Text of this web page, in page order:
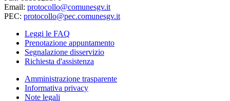
Email: protocollo@comunesgv.it
PEC: protocollo@pec.comunesgv.it
Leggi le FAQ
Prenotazione appuntamento
Segnalazione disservizio
Richiesta d'assistenza
Amministrazione trasparente
Informativa privacy
Note legali